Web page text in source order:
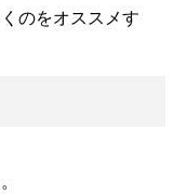
のをオススメす